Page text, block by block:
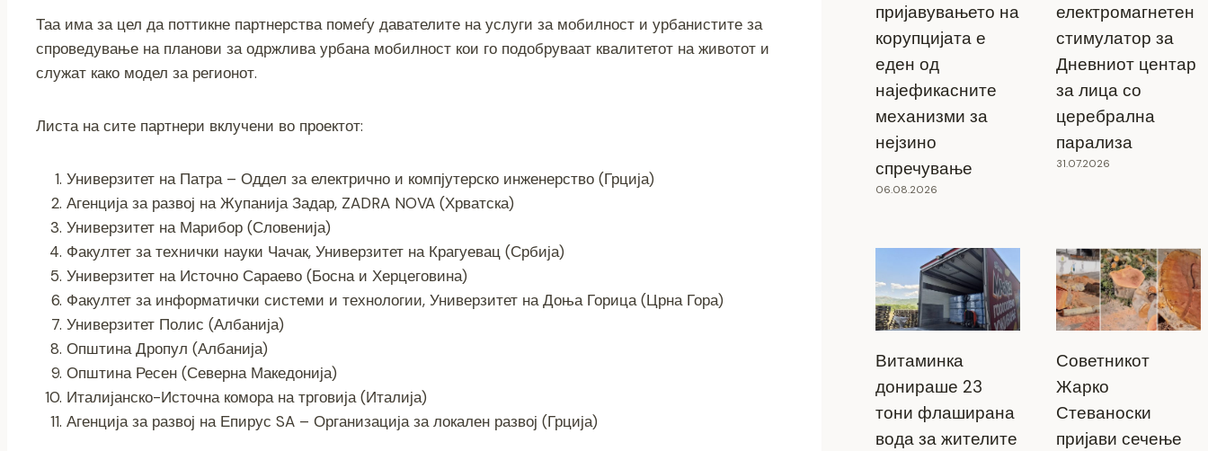
Таа има за цел да поттикне партнерства помеѓу давателите на услуги за мобилност и урбанистите за
спроведување на планови за одржлива урбана мобилност кои го подобруваат квалитетот на животот и
служат како модел за регионот.
Листа на сите партнери вклучени во проектот:
Универзитет на Патра – Оддел за електрично и компјутерско инженерство (Грција)
Агенција за развој на Жупанија Задар, ZADRA NOVA (Хрватска)
Универзитет на Марибор (Словенија)
Факултет за технички науки Чачак, Универзитет на Крагуевац (Србија)
Универзитет на Источно Сараево (Босна и Херцеговина)
Факултет за информатички системи и технологии, Универзитет на Доња Горица (Црна Гора)
Универзитет Полис (Албанија)
Општина Дропул (Албанија)
Општина Ресен (Северна Македонија)
Италијанско-Источна комора на трговија (Италија)
Агенција за развој на Епирус SA – Организација за локален развој (Грција)
пријавувањето на
корупцијата е
еден од
најефикасните
механизми за
нејзино
спречување
06.08.2026
електромагнетен
стимулатор за
Дневниот центар
за лица со
церебрална
парализа
31.07.2026
Витаминка
донираше 23
тони флаширана
вода за жителите
Советникот
Жарко
Стеваноски
пријави сечење